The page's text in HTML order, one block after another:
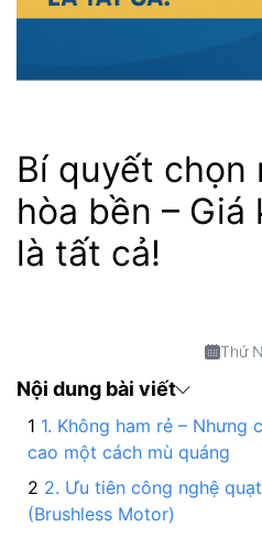
Bí quyết chọn
hòa bền – Giá
là tất cả!
Thứ
Nội dung bài viết
1. Không ham rẻ –
cao một cách mù quáng
2. Ưu tiên công nghệ
(Brushless Motor)